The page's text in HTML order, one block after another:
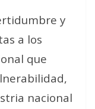
y
a los
que
,
nacional